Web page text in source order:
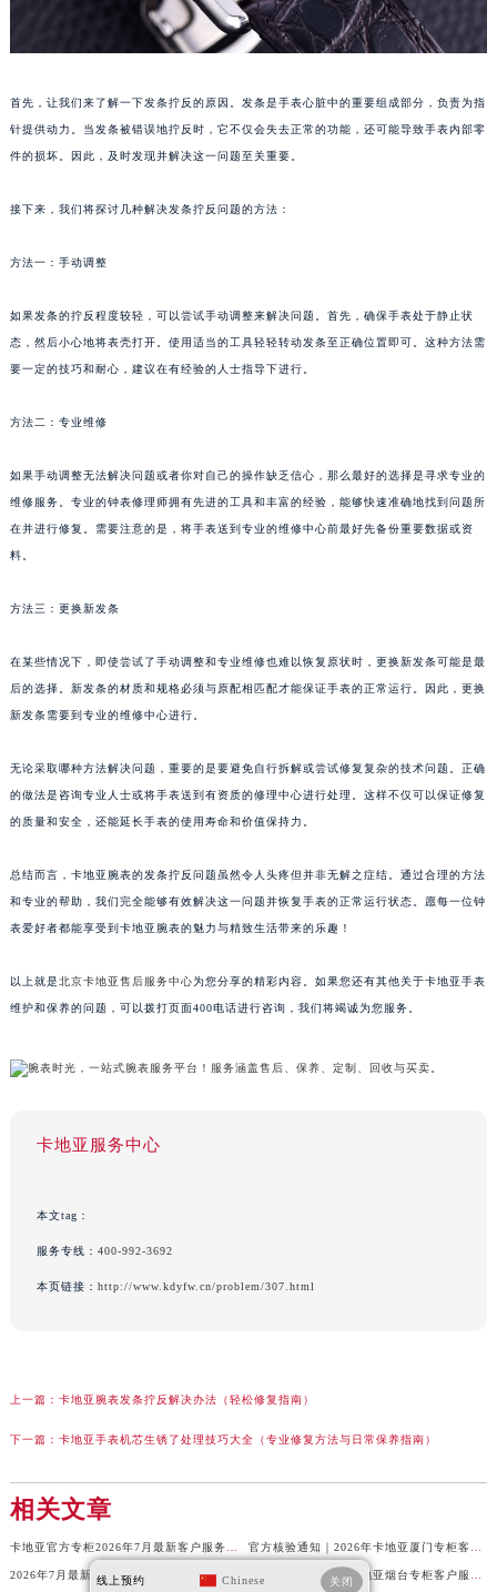
首先，让我们来了解一下发条拧反的原因。发条是手表心脏中的重要组成部分，负责为指
针提供动力。当发条被错误地拧反时，它不仅会失去正常的功能，还可能导致手表内部零
件的损坏。因此，及时发现并解决这一问题至关重要。
接下来，我们将探讨几种解决发条拧反问题的方法：
方法一：手动调整
如果发条的拧反程度较轻，可以尝试手动调整来解决问题。首先，确保手表处于静止状
态，然后小心地将表壳打开。使用适当的工具轻轻转动发条至正确位置即可。这种方法需
要一定的技巧和耐心，建议在有经验的人士指导下进行。
方法二：专业维修
如果手动调整无法解决问题或者你对自己的操作缺乏信心，那么最好的选择是寻求专业的
维修服务。专业的钟表修理师拥有先进的工具和丰富的经验，能够快速准确地找到问题所
在并进行修复。需要注意的是，将手表送到专业的维修中心前最好先备份重要数据或资
料。
方法三：更换新发条
在某些情况下，即使尝试了手动调整和专业维修也难以恢复原状时，更换新发条可能是最
后的选择。新发条的材质和规格必须与原配相匹配才能保证手表的正常运行。因此，更换
新发条需要到专业的维修中心进行。
无论采取哪种方法解决问题，重要的是要避免自行拆解或尝试修复复杂的技术问题。正确
的做法是咨询专业人士或将手表送到有资质的修理中心进行处理。这样不仅可以保证修复
的质量和安全，还能延长手表的使用寿命和价值保持力。
总结而言，卡地亚腕表的发条拧反问题虽然令人头疼但并非无解之症结。通过合理的方法
和专业的帮助，我们完全能够有效解决这一问题并恢复手表的正常运行状态。愿每一位钟
表爱好者都能享受到卡地亚腕表的魅力与精致生活带来的乐趣！
以上就是北京卡地亚售后服务中心为您分享的精彩内容。如果您还有其他关于卡地亚手表
维护和保养的问题，可以拨打页面400电话进行咨询，我们将竭诚为您服务。
卡地亚服务中心
本文tag：
服务专线： 400-992-3692
本页链接： http://www.kdyfw.cn/problem/307.html
上一篇： 卡地亚腕表发条拧反解决办法（轻松修复指南）
下一篇： 卡地亚手表机芯生锈了处理技巧大全（专业修复方法与日常保养指南）
相关文章
2026年7月最新权威信息｜卡地亚常州官方专柜客户服务电话公告
线上预约 Chinese 关闭